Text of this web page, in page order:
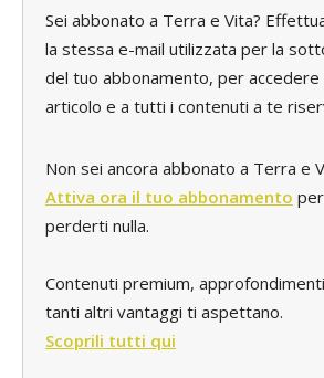
Sei abbonato a Terra e Vita?
la stessa e-mail utilizzata per la
del tuo abbonamento, per
articolo e a tutti i contenuti a te
Non sei ancora abbonato a Terra e
Attiva ora il tuo abbonamento
perderti nulla.
Contenuti premium,
tanti altri vantaggi ti aspettano.
Scoprili tutti qui